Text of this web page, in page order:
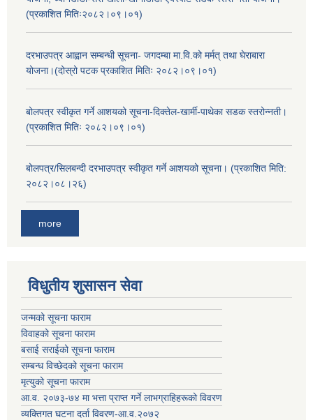
(प्रकाशित मितिः२०८२।०९।०१)
दरभाउपत्र आह्वान सम्बन्धी सूचना- जगदम्बा मा.वि.को मर्मत् तथा घेराबारा
योजना।(दोस्रो पटक प्रकाशित मितिः २०८२।०९।०१)
बोलपत्र स्वीकृत गर्ने आशयको सूचना-दिक्तेल-खार्मी-पाथेका सडक स्तरोन्नती।
(प्रकाशित मितिः २०८२।०९।०१)
बोलपत्र/सिलबन्दी दरभाउपत्र स्वीकृत गर्ने आशयको सूचना। (प्रकाशित मिति:
२०८२।०८।२६)
more
विधुतीय शुसासन सेवा
जन्मको सूचना फाराम
विवाहको सूचना फाराम
बसाई सराईको सूचना फाराम
सम्बन्ध विच्छेदको सूचना फाराम
मृत्युको सूचना फाराम
आ.व. २०७३-७४ मा भत्ता प्राप्त गर्ने लाभग्राहिहरूको विवरण
व्यक्तिगत घटना दर्ता विवरण-आ.व.२०७२